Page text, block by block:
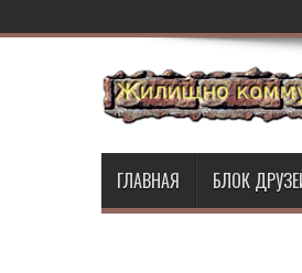
ГЛАВНАЯ БЛОК